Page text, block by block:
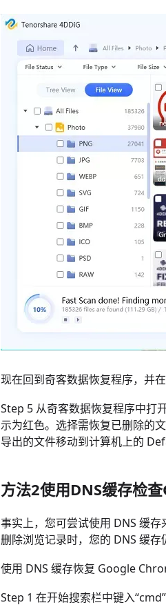
现在回到奇客数据恢复程序，并
Step 5 从奇客数据恢复程序中打
示为红色。选择需恢复已删除的
导出的文件移动到计算机上的
方法2使用DNS缓存检
事实上，您可尝试使用 DNS 缓
删除浏览记录时，您的 DNS 缓存
使用 DNS 缓存恢复 Google
Step 1 在开始搜索栏中键入